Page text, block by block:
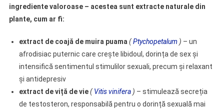
ingrediente valoroase – acestea sunt extracte naturale din
plante, cum ar fi:
extract de coajă de muira puama (Ptychopetalum ) – un
afrodisiac puternic care crește libidoul, dorința de sex și
intensifică sentimentul stimulilor sexuali, precum și relaxant
și antidepresiv
extract de viță de vie( Vitis vinifera) – stimulează secreția
de testosteron, responsabilă pentru o dorință sexuală mai